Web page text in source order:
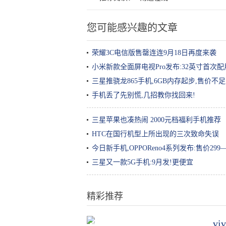
您可能感兴趣的文章
荣耀3C电信版售罄连连9月18日再度来袭
小米新款全面屏电视Pro发布:32英寸首次配
三星推骁龙865手机,6GB内存起步,售价不
手机丢了先别慌,几招教你找回来!
三星苹果也凑热闹 2000元档福利手机推荐
HTC在国行机型上所出现的三次致命失误
今日新手机,OPPOReno4系列发布:售价
三星又一款5G手机:9月发!更便宜
精彩推荐